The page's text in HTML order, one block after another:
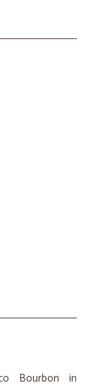
Bourbon in